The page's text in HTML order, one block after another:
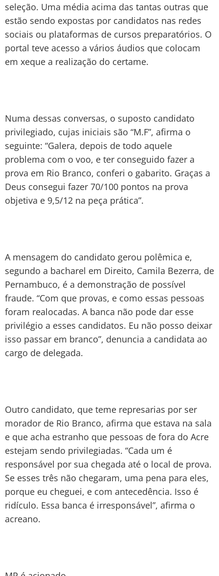
seleção. Uma média acima das tantas outras que
estão sendo expostas por candidatos nas redes
sociais ou plataformas de cursos preparatórios. O
portal teve acesso a vários áudios que colocam
em xeque a realização do certame.
Numa dessas conversas, o suposto candidato
privilegiado, cujas iniciais são “M.F”, afirma o
seguinte: “Galera, depois de todo aquele
problema com o voo, e ter conseguido fazer a
prova em Rio Branco, conferi o gabarito. Graças a
Deus consegui fazer 70/100 pontos na prova
objetiva e 9,5/12 na peça prática”.
A mensagem do candidato gerou polêmica e,
segundo a bacharel em Direito, Camila Bezerra, de
Pernambuco, é a demonstração de possível
fraude. “Com que provas, e como essas pessoas
foram realocadas. A banca não pode dar esse
privilégio a esses candidatos. Eu não posso deixar
isso passar em branco”, denuncia a candidata ao
cargo de delegada.
Outro candidato, que teme represarias por ser
morador de Rio Branco, afirma que estava na sala
e que acha estranho que pessoas de fora do Acre
estejam sendo privilegiadas. “Cada um é
responsável por sua chegada até o local de prova.
Se esses três não chegaram, uma pena para eles,
porque eu cheguei, e com antecedência. Isso é
ridículo. Essa banca é irresponsável”, afirma o
acreano.